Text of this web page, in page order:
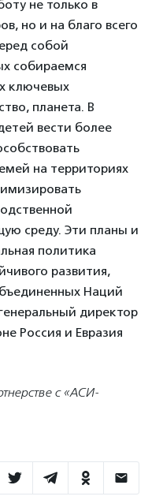
не только в
но и на благо всего
собой
собираемся
ключевых
планета. В
вести более
на территориях
среду. Эти планы и
политика
развития,
Наций
директор
Россия и Евразия
с «АСИ-